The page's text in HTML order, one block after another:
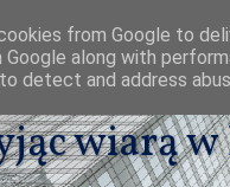
wiarą
from Google to
Google along with
detect and address